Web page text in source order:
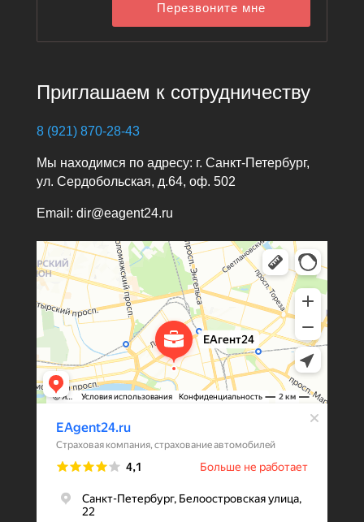
Перезвоните мне
Приглашаем к сотрудничеству
8 (921) 870-28-43
Мы находимся по адресу: г. Санкт-Петербург,
ул. Сердобольская, д.64, оф. 502
Email: dir@eagent24.ru